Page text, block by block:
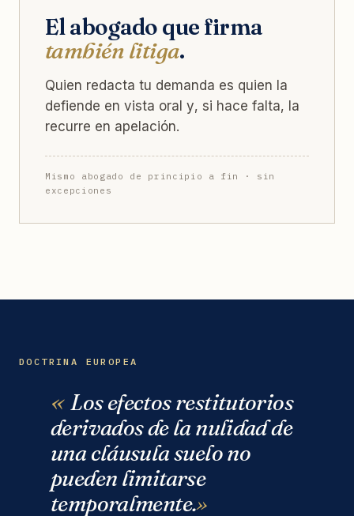
El abogado que firma
también litiga.
Quien redacta tu demanda es quien la
defiende en vista oral y, si hace falta, la
recurre en apelación.
Mismo abogado de principio a fin · sin
excepciones
DOCTRINA EUROPEA
Los efectos restitutorios
derivados de la nulidad de
una cláusula suelo no
pueden limitarse
temporalmente.